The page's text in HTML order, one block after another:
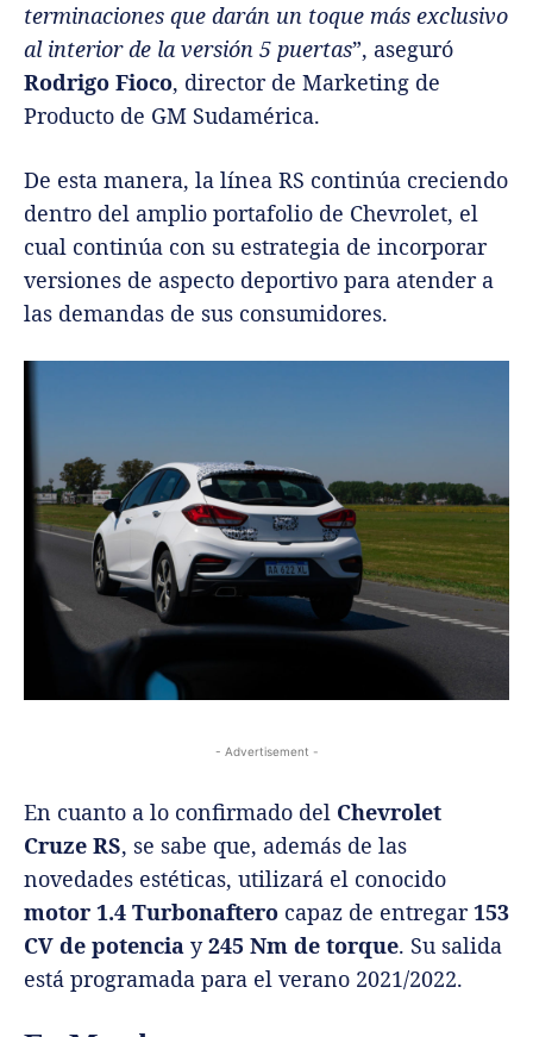
terminaciones que darán un toque más exclusivo
al interior de la versión 5 puertas”, aseguró
Rodrigo Fioco, director de Marketing de
Producto de GM Sudamérica.
De esta manera, la línea RS continúa creciendo
dentro del amplio portafolio de Chevrolet, el
cual continúa con su estrategia de incorporar
versiones de aspecto deportivo para atender a
las demandas de sus consumidores.
- Advertisement -
En cuanto a lo confirmado del Chevrolet
Cruze RS, se sabe que, además de las
novedades estéticas, utilizará el conocido
motor 1.4 Turbonaftero capaz de entregar153
CV de potencia y245 Nm de torque. Su salida
está programada para el verano 2021/2022.